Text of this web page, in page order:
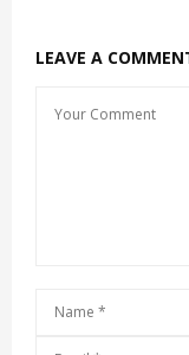
LEAVE A